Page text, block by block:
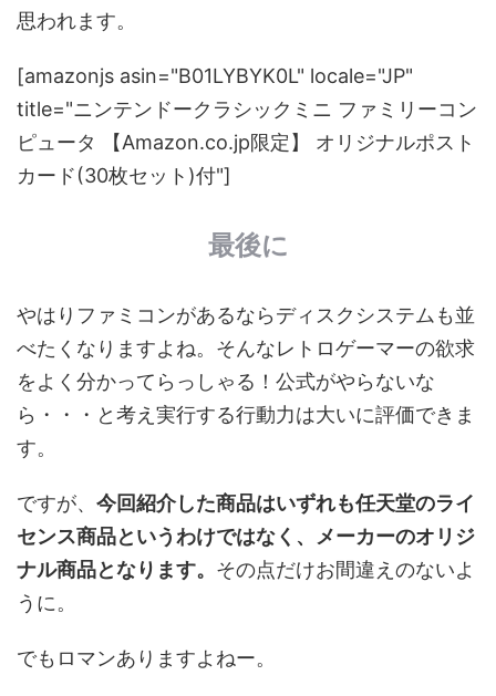
思われます。
[amazonjs asin="B01LYBYK0L" locale="JP"
title="ニンテンドークラシックミニ ファミリーコン
ピュータ 【Amazon.co.jp限定】 オリジナルポスト
カード(30枚セット)付"]
最後に
やはりファミコンがあるならディスクシステムも並
べたくなりますよね。そんなレトロゲーマーの欲求
をよく分かってらっしゃる！公式がやらないな
ら・・・と考え実行する行動力は大いに評価できま
す。
ですが、 今回紹介した商品はいずれも任天堂のライ
センス商品というわけではなく、メーカーのオリジ
ナル商品となります。 その点だけお間違えのないよ
うに。
でもロマンありますよねー。